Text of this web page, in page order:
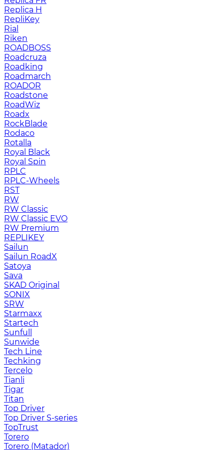
Replica H
RepliKey
Rial
Riken
ROADBOSS
Roadcruza
Roadking
Roadmarch
ROADOR
Roadstone
RoadWiz
Roadx
RockBlade
Rodaco
Rotalla
Royal Black
Royal Spin
RPLC
RPLC-Wheels
RST
RW
RW Classic
RW Classic EVO
RW Premium
RЕPLIKEY
Sailun
Sailun RoadX
Satoya
Sava
SKAD Original
SONIX
SRW
Starmaxx
Startech
Sunfull
Sunwide
Tech Line
Techking
Tercelo
Tianli
Tigar
Titan
Top Driver
Top Driver S-series
TopTrust
Torero
Torero (Matador)